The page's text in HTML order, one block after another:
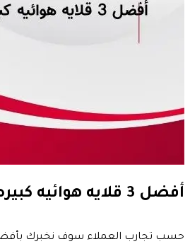
أفضل 3 قلايه هوائيه كبيره حسب تجارب العملاء
حسب تجارب العملاء سوف نخبرك